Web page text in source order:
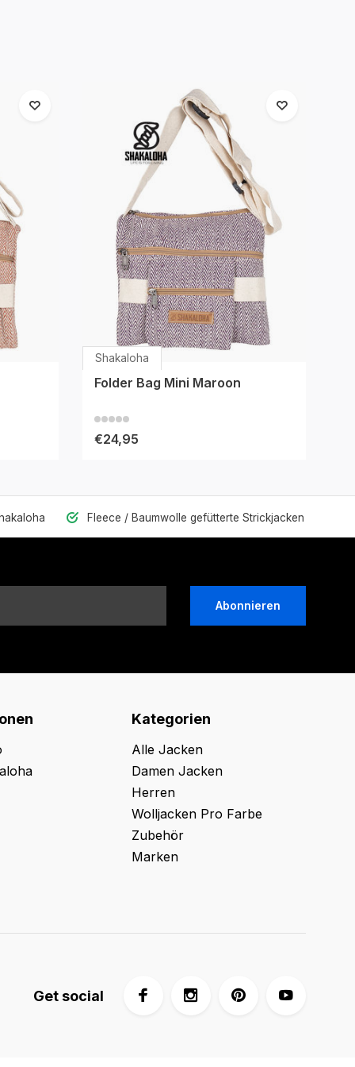
Shakaloha
Folder Bag Mini Maroon
€24,95
Fleece / Baumwolle gefütterte Strickjacken
Abonnieren
Kategorien
Alle Jacken
Damen Jacken
Herren
Wolljacken Pro Farbe
Zubehör
Marken
Get social